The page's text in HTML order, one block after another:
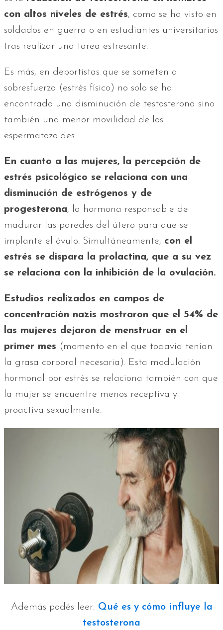
con altos niveles de estrés, como se ha visto en
soldados en guerra o en estudiantes universitarios
tras realizar una tarea estresante.
Es más, en deportistas que se someten a
sobresfuerzo (estrés físico) no solo se ha
encontrado una disminución de testosterona sino
también una menor movilidad de los
espermatozoides.
En cuanto a las mujeres, la percepción de
estrés psicológico se relaciona con una
disminución de estrógenos y de
progesterona, la hormona responsable de
madurar las paredes del útero para que se
implante el óvulo. Simultáneamente, con el
estrés se dispara la prolactina, que a su vez
se relaciona con la inhibición de la ovulación.
Estudios realizados en campos de
concentración nazis mostraron que el 54% de
las mujeres dejaron de menstruar en el
primer mes (momento en el que todavía tenían
la grasa corporal necesaria). Esta modulación
hormonal por estrés se relaciona también con que
la mujer se encuentre menos receptiva y
proactiva sexualmente.
Además podés leer: Qué es y cómo influye la
testosterona